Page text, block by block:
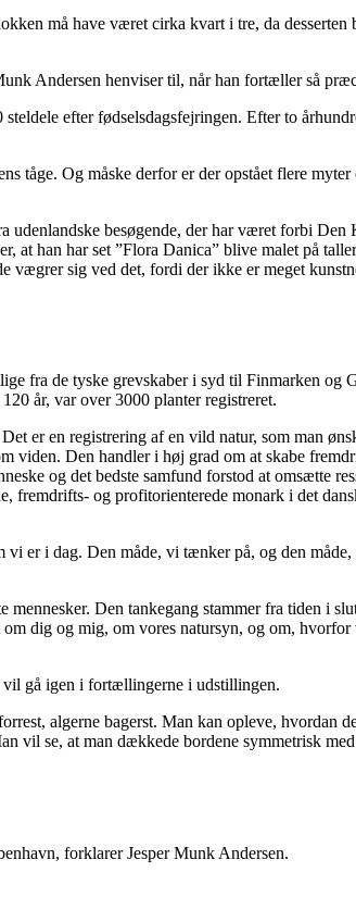
må have været cirka kvart i tre, da desserten
Andersen henviser til, når han fortæller så
efter fødselsdagsfejringen. Efter to
tåge. Og måske derfor er der opstået flere
besøgende, der har været forbi
at han har set ”Flora Danica” blive malet på
vægrer sig ved det, fordi der ikke er meget
fra de tyske grevskaber i syd til Finmarken
år, var over 3000 planter registreret.
er en registrering af en vild natur, som man
viden. Den handler i høj grad om at skabe
og det bedste samfund forstod at omsætte
og profitorienterede monark i det
er i dag. Den måde, vi tænker på, og den
Den tankegang stammer fra tiden i
dig og mig, om vores natursyn, og om,
vil gå igen i fortællingerne i udstillingen.
algerne bagerst. Man kan opleve, hvordan
vil se, at man dækkede bordene symmetrisk
forklarer Jesper Munk Andersen.